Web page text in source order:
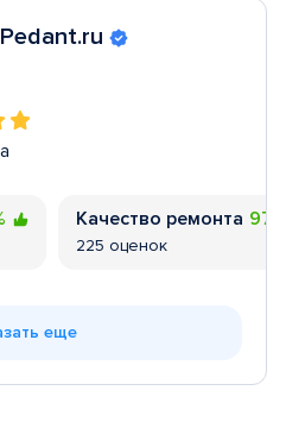
Качество ремонта
225 оценок
еще